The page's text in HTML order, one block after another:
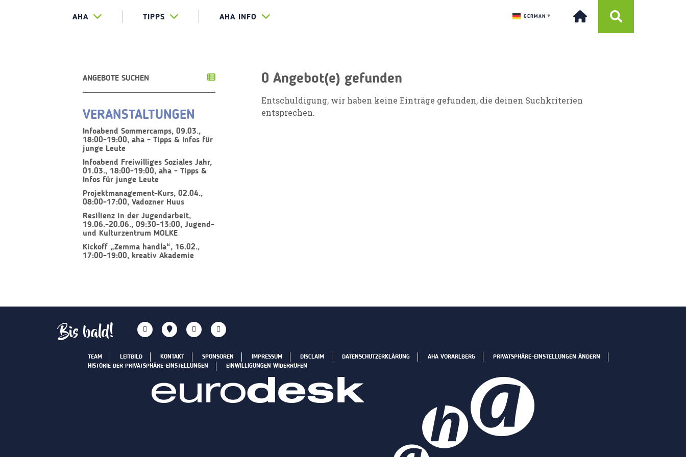
AHA TIPPS AHA INFO GERMAN ▼
ANGEBOTE SUCHEN
VERANSTALTUNGEN
Infoabend Sommercamps, 09.03.,
18:00-19:00, aha - Tipps & Infos für
junge Leute
Infoabend Freiwilliges Soziales Jahr,
01.03., 18:00-19:00, aha - Tipps &
Infos für junge Leute
Projektmanagement-Kurs, 02.04.,
08:00-17:00, Vadozner Huus
Resilienz in der Jugendarbeit,
19.06.-20.06., 09:30-13:00, Jugend-
und Kulturzentrum MOLKE
Kickoff „Zemma handla“, 16.02.,
17:00-19:00, kreativ Akademie
0 Angebot(e) gefunden
Entschuldigung, wir haben keine Einträge gefunden, die deinen Suchkriterien
entsprechen.
Bis bald!
TEAM LEITBILD KONTAKT SPONSOREN IMPRESSUM DISCLAIM DATENSCHUTZERKLÄRUNG AHA VORARLBERG
PRIVATSPHÄRE-EINSTELLUNGEN ÄNDERN
HISTORIE DER PRIVATSPHÄRE-EINSTELLUNGEN
EINWILLIGUNGEN WIDERRUFEN